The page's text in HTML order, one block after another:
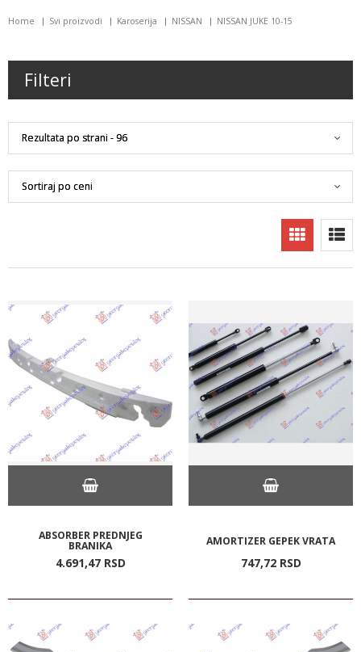
Home Svi proizvodi Karoserija NISSAN NISSAN JUKE 10-15
Filteri
ABSORBER PREDNJEG
BRANIKA
4.691,47 RSD
AMORTIZER GEPEK VRATA
747,72 RSD